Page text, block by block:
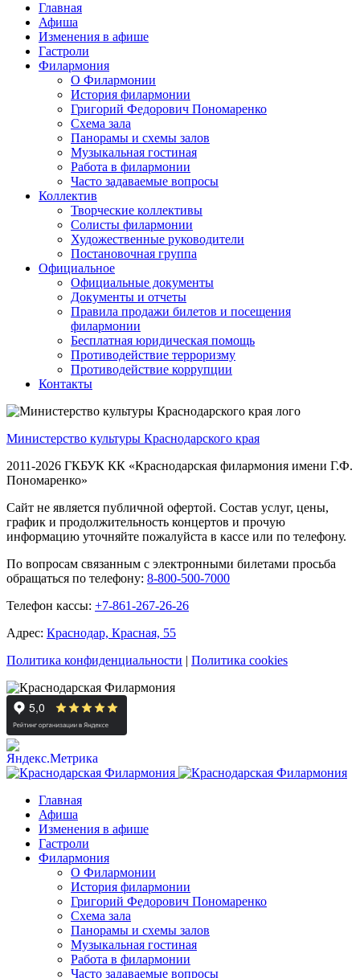
Главная
Афиша
Изменения в афише
Гастроли
Филармония
О Филармонии
История филармонии
Григорий Федорович Пономаренко
Схема зала
Панорамы и схемы залов
Музыкальная гостиная
Работа в филармонии
Часто задаваемые вопросы
Коллектив
Творческие коллективы
Солисты филармонии
Художественные руководители
Постановочная группа
Официальное
Официальные документы
Документы и отчеты
Правила продажи билетов и посещения
филармонии
Бесплатная юридическая помощь
Противодействие терроризму
Противодействие коррупции
Контакты
Министерство культуры Краснодарского края
2011-2026 ГКБУК КК «Краснодарская филармония имени Г.Ф.
Пономаренко»
Сайт не является публичной офертой. Состав услуг, цены,
график и продолжительность концертов и прочую
информацию уточняйте пожалуйста в кассе или по телефону.
По вопросам связанным с электронными билетами просьба
обращаться по телефону: 8-800-500-7000
Телефон кассы: +7-861-267-26-26
Адрес: Краснодар, Красная, 55
Политика конфиденциальности
Политика cookies
Главная
Афиша
Изменения в афише
Гастроли
Филармония
О Филармонии
История филармонии
Григорий Федорович Пономаренко
Схема зала
Панорамы и схемы залов
Музыкальная гостиная
Работа в филармонии
Часто задаваемые вопросы